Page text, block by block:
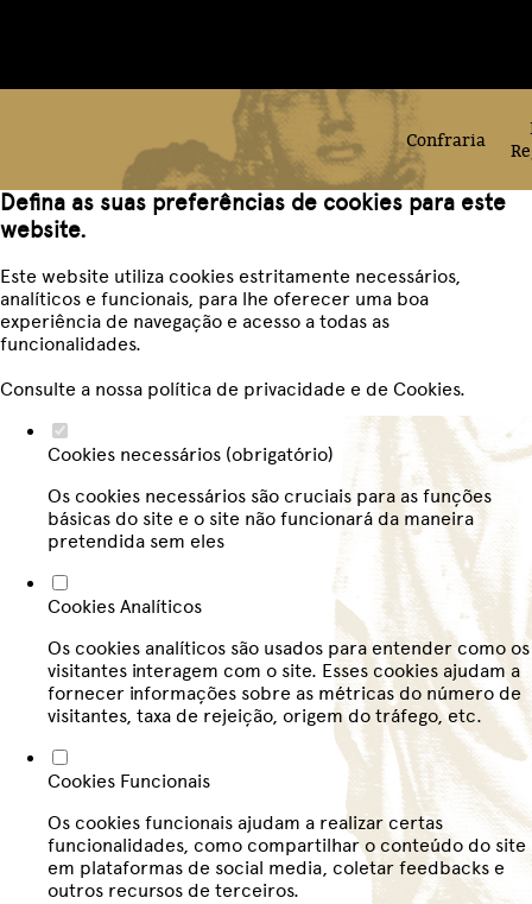
Defina as suas preferências de cookies para este
website.
Este website utiliza cookies estritamente necessários,
analíticos e funcionais, para lhe oferecer uma boa
experiência de navegação e acesso a todas as
funcionalidades.
Consulte a nossa política de privacidade e de Cookies.
Cookies necessários (obrigatório)
Os cookies necessários são cruciais para as funções
básicas do site e o site não funcionará da maneira
pretendida sem eles
Cookies Analíticos
Os cookies analíticos são usados para entender como os
visitantes interagem com o site. Esses cookies ajudam a
fornecer informações sobre as métricas do número de
visitantes, taxa de rejeição, origem do tráfego, etc.
Cookies Funcionais
Os cookies funcionais ajudam a realizar certas
funcionalidades, como compartilhar o conteúdo do site
em plataformas de social media, coletar feedbacks e
outros recursos de terceiros.
Confraria